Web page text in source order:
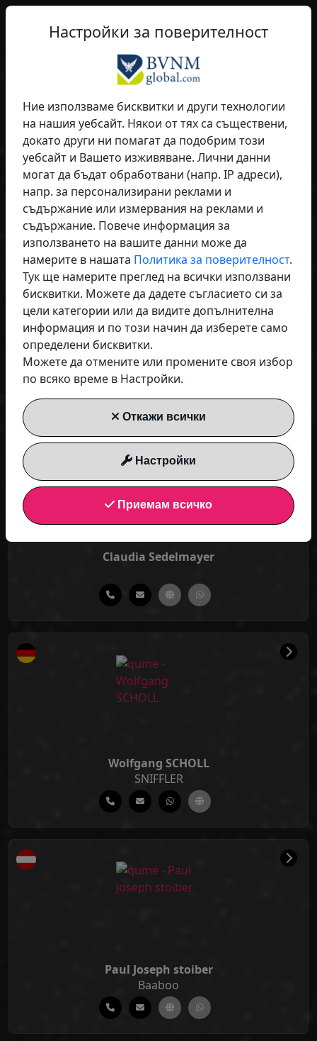
BG Филтър
Покажи на света кой си - професионален, модерен,
qume– Максимална
видимост
Търсене. Намиране. Свързване.
Станете видими и намерете правилните партньори -
регионално и международно.
Evelyn Klose
Air Park Investment GmbH
Claudia Sedelmayer
Wolfgang SCHOLL
SNIFFLER
Paul Joseph stoiber
Baaboo
Настройки за поверителност
Ние използваме бисквитки и други технологии
на нашия уебсайт. Някои от тях са съществени,
докато други ни помагат да подобрим този
уебсайт и Вашето изживяване. Лични данни
могат да бъдат обработвани (напр. IP адреси),
напр. за персонализирани реклами и
съдържание или измервания на реклами и
съдържание. Повече информация за
използването на вашите данни може да
намерите в нашата Политика за поверителност.
Тук ще намерите преглед на всички използвани
бисквитки. Можете да дадете съгласието си за
цели категории или да видите допълнителна
информация и по този начин да изберете само
определени бисквитки.
Можете да отмените или промените своя избор
по всяко време в Настройки.
Откажи всички
Настройки
Приемам всичко